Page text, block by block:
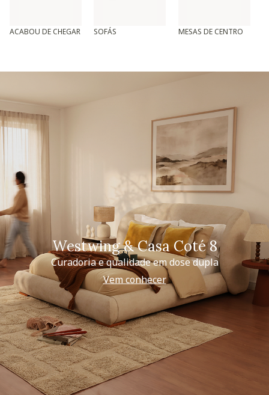
ACABOU DE CHEGAR SOFÁS MESAS DE CENTRO
Westwing & Casa Coté 8
Curadoria e qualidade em dose dupla
Vem conhecer